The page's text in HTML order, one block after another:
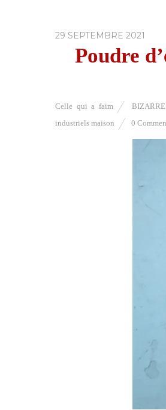
29 SEPTEMBRE 2021
Poudre
Celle qui a faim
industriels maison
0